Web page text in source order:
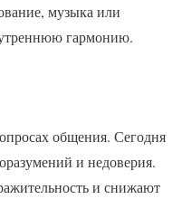
музыка или
гармонию.
общения. Сегодня
и недоверия.
и снижают